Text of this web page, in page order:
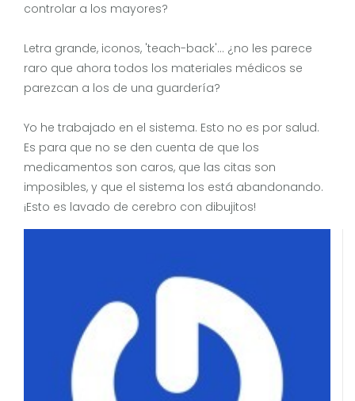
controlar a los mayores?
Letra grande, iconos, 'teach-back'... ¿no les parece
raro que ahora todos los materiales médicos se
parezcan a los de una guardería?
Yo he trabajado en el sistema. Esto no es por salud.
Es para que no se den cuenta de que los
medicamentos son caros, que las citas son
imposibles, y que el sistema los está abandonando.
¡Esto es lavado de cerebro con dibujitos!